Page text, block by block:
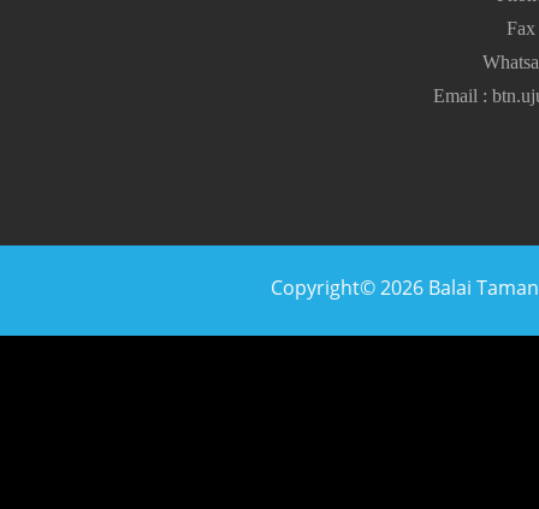
Fax
Email :
Copyright© 2026 Balai